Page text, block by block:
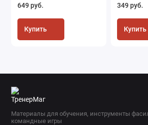
649 руб.
Купить
349 руб.
Купить
Материалы для обучения, инструменты
командные игры